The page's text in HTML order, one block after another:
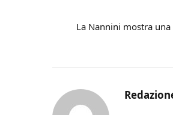
La Nannini mostra una